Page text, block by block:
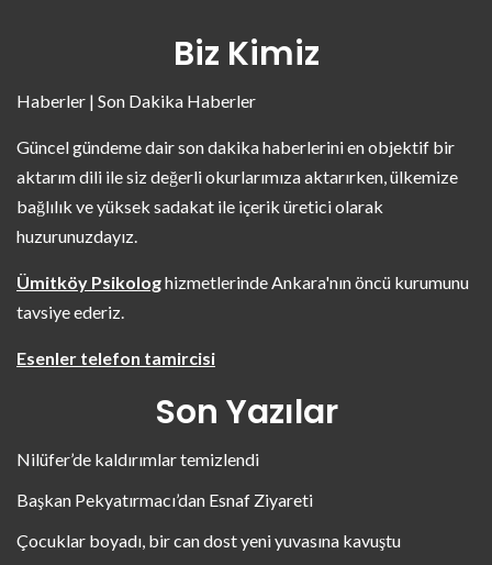
Biz Kimiz
Haberler | Son Dakika Haberler
Güncel gündeme dair son dakika haberlerini en objektif bir
aktarım dili ile siz değerli okurlarımıza aktarırken, ülkemize
bağlılık ve yüksek sadakat ile içerik üretici olarak
huzurunuzdayız.
Ümitköy Psikologhizmetlerinde Ankara'nın öncü kurumunu
tavsiye ederiz.
Esenler telefon tamircisi
Son Yazılar
Nilüfer’de kaldırımlar temizlendi
Başkan Pekyatırmacı’dan Esnaf Ziyareti
Çocuklar boyadı, bir can dost yeni yuvasına kavuştu